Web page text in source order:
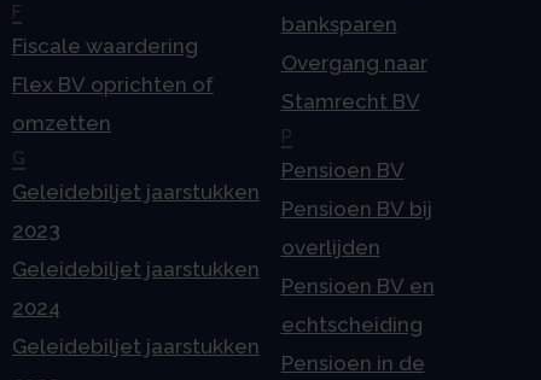
F
Fiscale waardering
Flex BV oprichten of
omzetten
G
Geleidebiljet jaarstukken
2023
Geleidebiljet jaarstukken
2024
Geleidebiljet jaarstukken
banksparen
Overgang naar
Stamrecht BV
P
Pensioen BV
Pensioen BV bij
overlijden
Pensioen BV en
echtscheiding
Pensioen in de